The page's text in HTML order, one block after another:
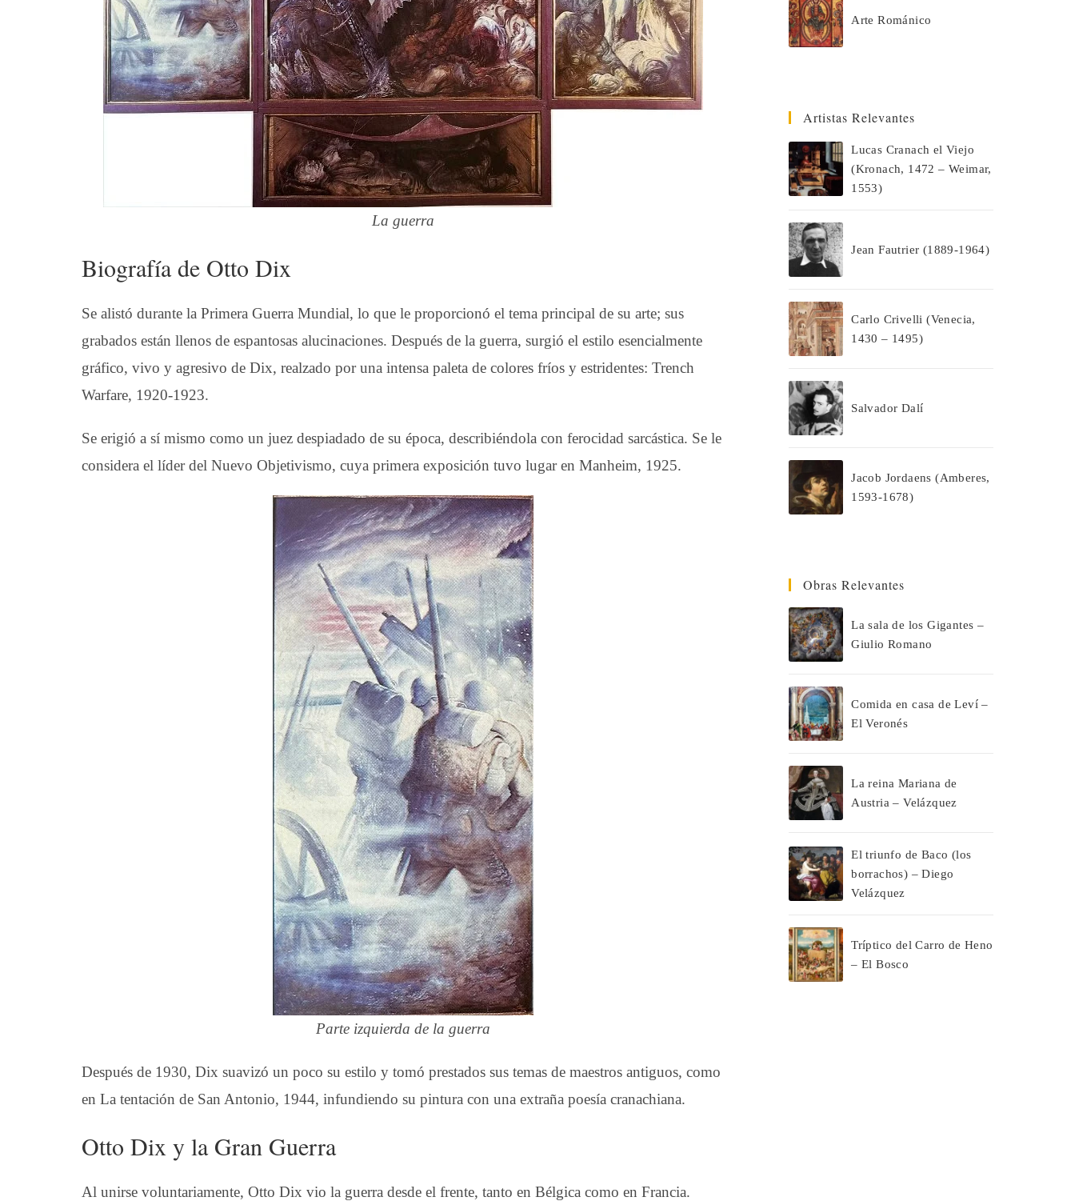
La guerra
Biografía de Otto Dix
Se alistó durante la Primera Guerra Mundial, lo que le proporcionó el tema principal de su arte; sus
grabados están llenos de espantosas alucinaciones. Después de la guerra, surgió el estilo esencialmente
gráfico, vivo y agresivo de Dix, realzado por una intensa paleta de colores fríos y estridentes: Trench
Warfare, 1920-1923.
Se erigió a sí mismo como un juez despiadado de su época, describiéndola con ferocidad sarcástica. Se le
considera el líder del Nuevo Objetivismo, cuya primera exposición tuvo lugar en Manheim, 1925.
Parte izquierda de la guerra
Después de 1930, Dix suavizó un poco su estilo y tomó prestados sus temas de maestros antiguos, como
en La tentación de San Antonio, 1944, infundiendo su pintura con una extraña poesía cranachiana.
Otto Dix y la Gran Guerra
Al unirse voluntariamente, Otto Dix vio la guerra desde el frente, tanto en Bélgica como en Francia.
Arte Románico
Artistas Relevantes
Lucas Cranach el Viejo
(Kronach, 1472 – Weimar,
1553)
Jean Fautrier (1889-1964)
Carlo Crivelli (Venecia,
1430 – 1495)
Salvador Dalí
Jacob Jordaens (Amberes,
1593-1678)
Obras Relevantes
La sala de los Gigantes –
Giulio Romano
Comida en casa de Leví –
El Veronés
La reina Mariana de
Austria – Velázquez
El triunfo de Baco (los
borrachos) – Diego
Velázquez
Tríptico del Carro de Heno
– El Bosco